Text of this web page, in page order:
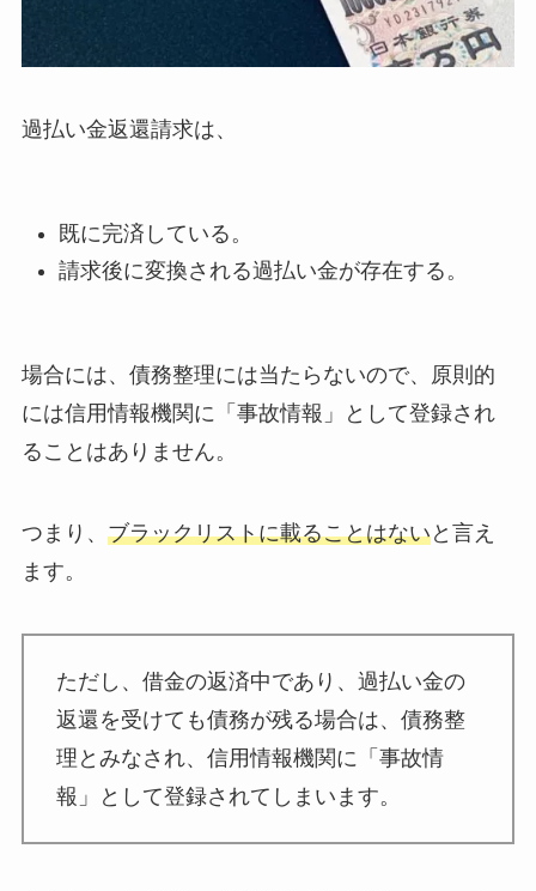
過払い金返還請求は、
既に完済している。
請求後に変換される過払い金が存在する。
場合には、債務整理には当たらないので、原則的
には信用情報機関に「事故情報」として登録され
ることはありません。
つまり、 ブラックリストに載ることはないと言え
ます。
ただし、借金の返済中であり、過払い金の
返還を受けても債務が残る場合は、債務整
理とみなされ、信用情報機関に「事故情
報」として登録されてしまいます。